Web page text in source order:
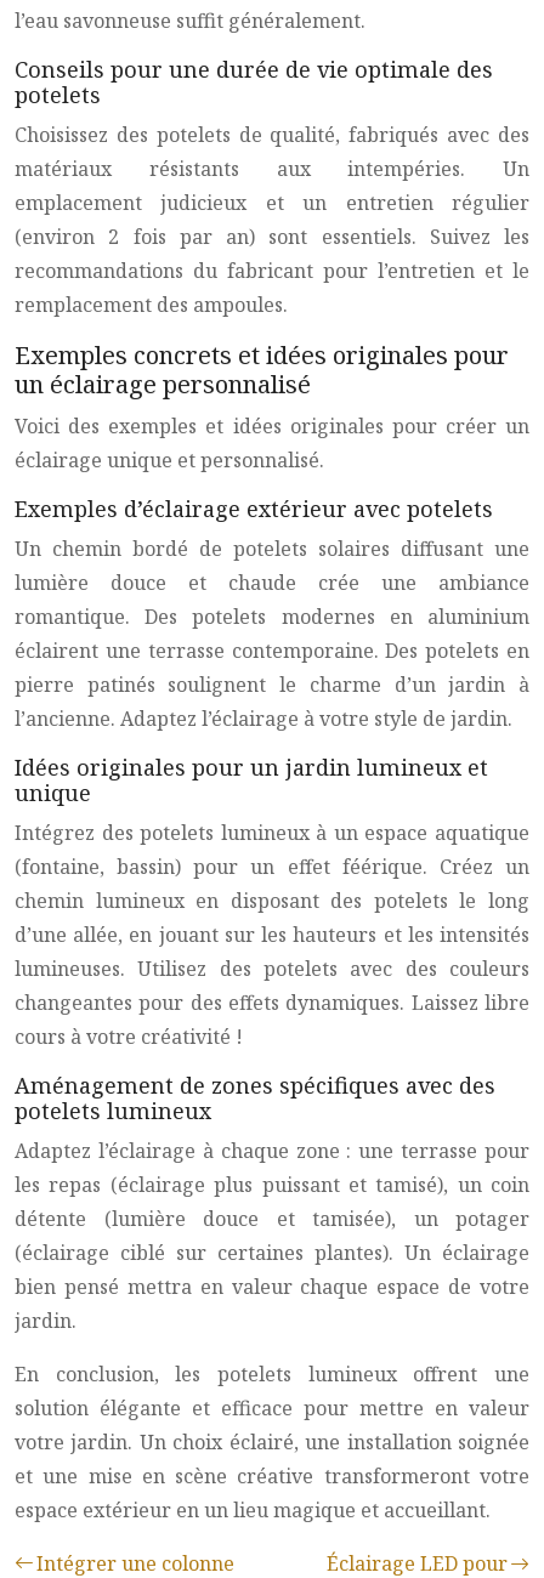
l’eau savonneuse suffit généralement.
Conseils pour une durée de vie optimale des
potelets
Choisissez des potelets de qualité, fabriqués avec des
matériaux résistants aux intempéries. Un
emplacement judicieux et un entretien régulier
(environ 2 fois par an) sont essentiels. Suivez les
recommandations du fabricant pour l’entretien et le
remplacement des ampoules.
Exemples concrets et idées originales pour
un éclairage personnalisé
Voici des exemples et idées originales pour créer un
éclairage unique et personnalisé.
Exemples d’éclairage extérieur avec potelets
Un chemin bordé de potelets solaires diffusant une
lumière douce et chaude crée une ambiance
romantique. Des potelets modernes en aluminium
éclairent une terrasse contemporaine. Des potelets en
pierre patinés soulignent le charme d’un jardin à
l’ancienne. Adaptez l’éclairage à votre style de jardin.
Idées originales pour un jardin lumineux et
unique
Intégrez des potelets lumineux à un espace aquatique
(fontaine, bassin) pour un effet féérique. Créez un
chemin lumineux en disposant des potelets le long
d’une allée, en jouant sur les hauteurs et les intensités
lumineuses. Utilisez des potelets avec des couleurs
changeantes pour des effets dynamiques. Laissez libre
cours à votre créativité !
Aménagement de zones spécifiques avec des
potelets lumineux
Adaptez l’éclairage à chaque zone : une terrasse pour
les repas (éclairage plus puissant et tamisé), un coin
détente (lumière douce et tamisée), un potager
(éclairage ciblé sur certaines plantes). Un éclairage
bien pensé mettra en valeur chaque espace de votre
jardin.
En conclusion, les potelets lumineux offrent une
solution élégante et efficace pour mettre en valeur
votre jardin. Un choix éclairé, une installation soignée
et une mise en scène créative transformeront votre
espace extérieur en un lieu magique et accueillant.
Intégrer une colonne
Éclairage LED pour